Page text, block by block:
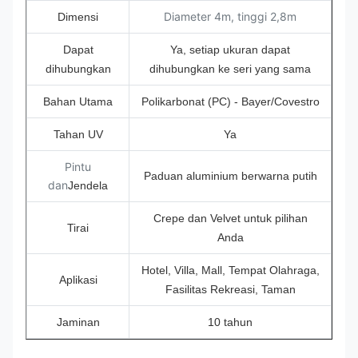
Dimensi Diameter 4m, tinggi 2,8m
Dapat
dihubungkan
Ya, setiap ukuran dapat
dihubungkan ke seri yang sama
Bahan Utama Polikarbonat (PC) - Bayer/Covestro
Tahan UV Ya
Pintu
danJendela
Paduan aluminium berwarna putih
Tirai
Crepe dan Velvet untuk pilihan
Anda
Aplikasi
Hotel, Villa, Mall, Tempat Olahraga,
Fasilitas Rekreasi, Taman
Jaminan 10 tahun